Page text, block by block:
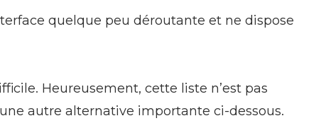
quelque peu déroutante et ne dispose
Heureusement, cette liste n’est pas
autre alternative importante ci-dessous.